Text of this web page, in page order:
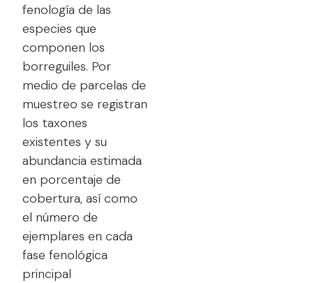
fenología de las
especies que
componen los
borreguiles. Por
medio de parcelas de
muestreo se registran
los taxones
existentes y su
abundancia estimada
en porcentaje de
cobertura, así como
el número de
ejemplares en cada
fase fenológica
principal